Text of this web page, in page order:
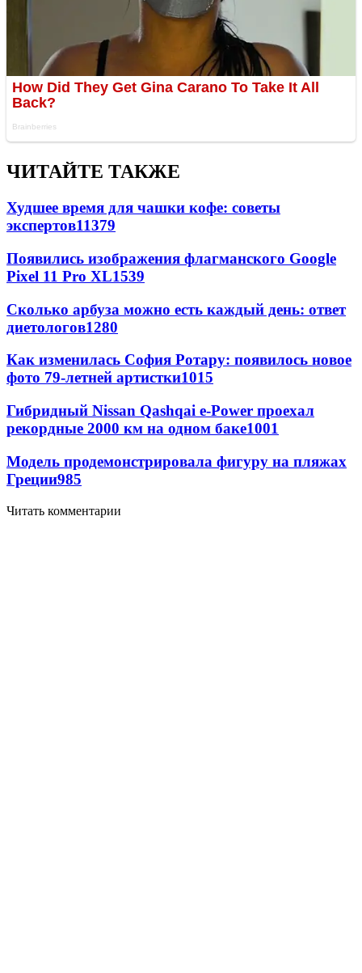
ЧИТАЙТЕ ТАКЖЕ
Худшее время для чашки кофе: советы
экспертов11379
Появились изображения флагманского Google
Pixel 11 Pro XL1539
Сколько арбуза можно есть каждый день: ответ
диетологов1280
Как изменилась София Ротару: появилось новое
фото 79-летней артистки1015
Гибридный Nissan Qashqai e-Power проехал
рекордные 2000 км на одном баке1001
Модель продемонстрировала фигуру на пляжах
Греции985
Читать комментарии